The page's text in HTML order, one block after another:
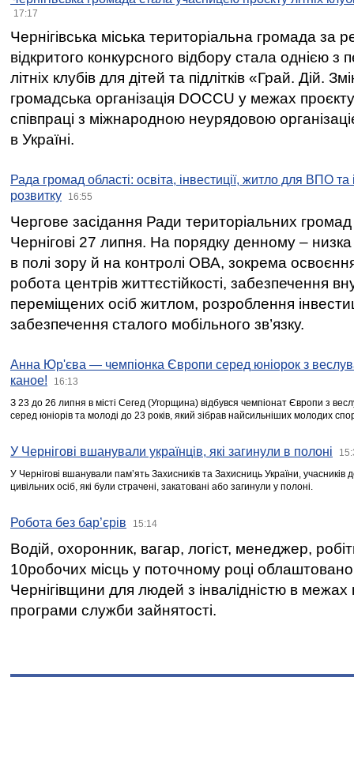
17:17
Чернігівська міська територіальна громада за
відкритого конкурсного відбору стала однією
літніх клубів для дітей та підлітків «Грай. Дій.
громадська організація DOCCU у межах
співпраці з міжнародною неурядовою
в Україні.
Рада громад області: освіта, інвестиції, житло для ВПО
розвитку
16:55
Чергове засідання Ради територіальних громад
Чернігові 27 липня. На порядку денному –
в полі зору й на контролі ОВА, зокрема освоєння
робота центрів життєстійкості, забезпечення
переміщених осіб житлом, розроблення
забезпечення сталого мобільного зв’язку.
Анна Юр'єва — чемпіонка Європи серед юніорок з
каное!
16:13
З 23 до 26 липня в місті Сегед (Угорщина) відбувся чемпіонат Європи з
серед юніорів та молоді до 23 років, який зібрав найсильніших молодих
У Чернігові вшанували українців, які загинули в полоні
У Чернігові вшанували пам’ять Захисників та Захисниць України,
цивільних осіб, які були страчені, закатовані або загинули у полоні.
Робота без бар’єрів 15:14
Водій, охоронник, вагар, логіст, менеджер,
10робочих місць у поточному році
Чернігівщини для людей з інвалідністю в межах
програми служби зайнятості.